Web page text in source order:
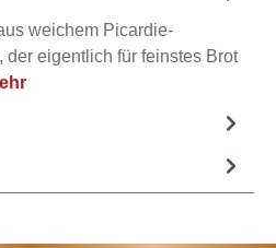
weichem Picardie-
eigentlich für feinstes Brot